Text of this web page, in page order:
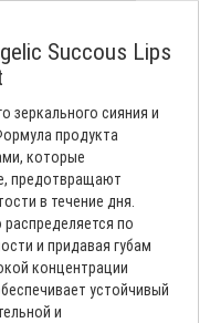
Succous Lips
зеркального сияния и
продукта
которые
предотвращают
в течение дня.
по
и придавая губам
концентрации
устойчивый
и